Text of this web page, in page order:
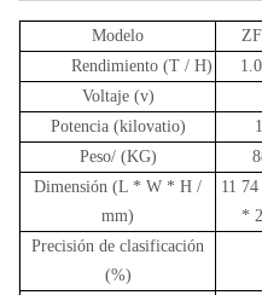
Modelo
Rendimiento (T / H)
Voltaje (v)
Potencia (kilovatio)
Peso/(KG)
Dimensión (L * W * H /
mm)
11
*
Precisión de clasificación
(%)